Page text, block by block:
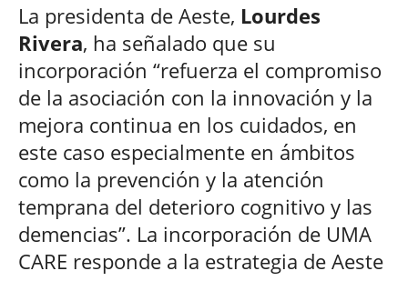
La presidenta de Aeste, Lourdes
Rivera, ha señalado que su
incorporación “refuerza el compromiso
de la asociación con la innovación y la
mejora continua en los cuidados, en
este caso especialmente en ámbitos
como la prevención y la atención
temprana del deterioro cognitivo y las
demencias”. La incorporación de UMA
CARE responde a la estrategia de Aeste